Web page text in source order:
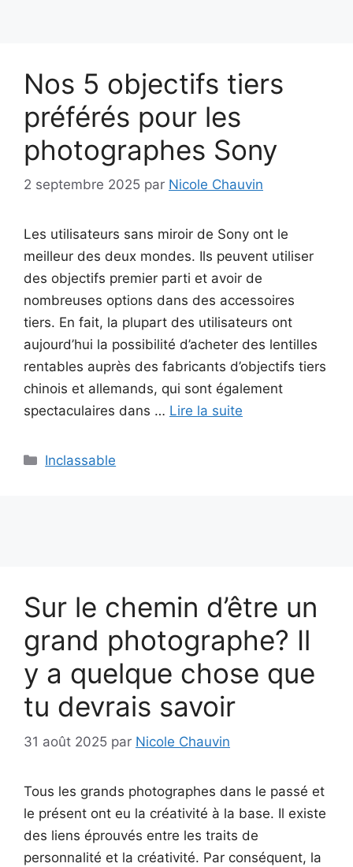
Nos 5 objectifs tiers
préférés pour les
photographes Sony
2 septembre 2025 par Nicole Chauvin
Les utilisateurs sans miroir de Sony ont le
meilleur des deux mondes. Ils peuvent utiliser
des objectifs premier parti et avoir de
nombreuses options dans des accessoires
tiers. En fait, la plupart des utilisateurs ont
aujourd’hui la possibilité d’acheter des lentilles
rentables auprès des fabricants d’objectifs tiers
chinois et allemands, qui sont également
spectaculaires dans … Lire la suite
Catégories
Inclassable
Sur le chemin d’être un
grand photographe? Il
y a quelque chose que
tu devrais savoir
31 août 2025 par Nicole Chauvin
Tous les grands photographes dans le passé et
le présent ont eu la créativité à la base. Il existe
des liens éprouvés entre les traits de
personnalité et la créativité. Par conséquent, la